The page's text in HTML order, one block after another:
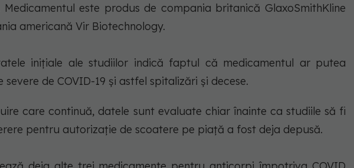
Medicamentul este produs de compania britanică GlaxoSmithKline
americană Vir Biotechnology.
iniţiale ale studiilor indică faptul că medicamentul ar putea
de COVID-19 şi astfel spitalizări şi decese.
care continuă, datele sunt evaluate chiar înainte ca studiile să fi
pentru autorizaţie de scoatere pe piaţă a fost deja depusă.